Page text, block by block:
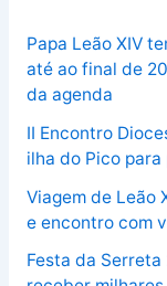
Papa Leão XIV
até ao final de
da agenda
II Encontro
ilha do Pico
Viagem de Leão
e encontro com
Festa da